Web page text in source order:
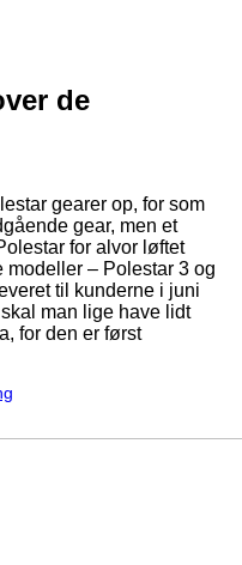
de
gearer op, for som
gear, men et
for alvor løftet
– Polestar 3 og
til kunderne i juni
man lige have lidt
for den er først